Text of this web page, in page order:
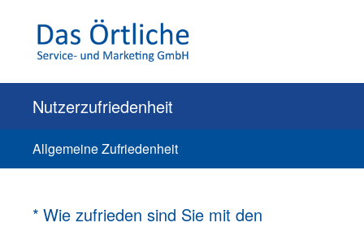
Nutzerzufriedenheit
Allgemeine Zufriedenheit
* Wie zufrieden sind Sie mit den
(Erforderlich.)